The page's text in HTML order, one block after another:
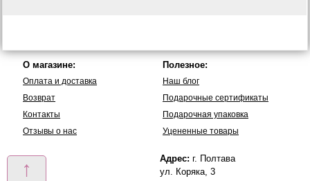
↑
О магазине:
Оплата и доставка
Возврат
Контакты
Отзывы о нас
Полезное:
Наш блог
Подарочные сертификаты
Подарочная упаковка
Уцененные товары
Адрес: г. Полтава
ул. Коряка, 3